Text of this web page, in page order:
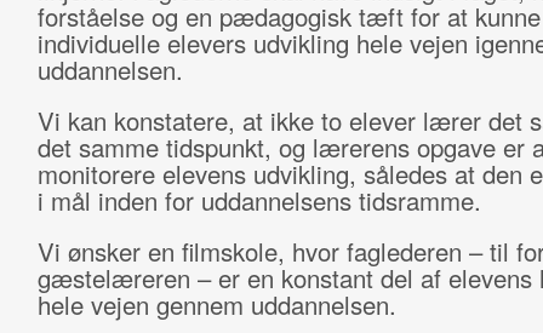
forståelse og en pædagogisk tæft for at
individuelle elevers udvikling hele vejen
uddannelsen.
Vi kan konstatere, at ikke to elever lærer det
det samme tidspunkt, og lærerens opgave er
monitorere elevens udvikling, således at den
i mål inden for uddannelsens tidsramme.
Vi ønsker en filmskole, hvor faglederen – til
gæstelæreren – er en konstant del af elevens
hele vejen gennem uddannelsen.